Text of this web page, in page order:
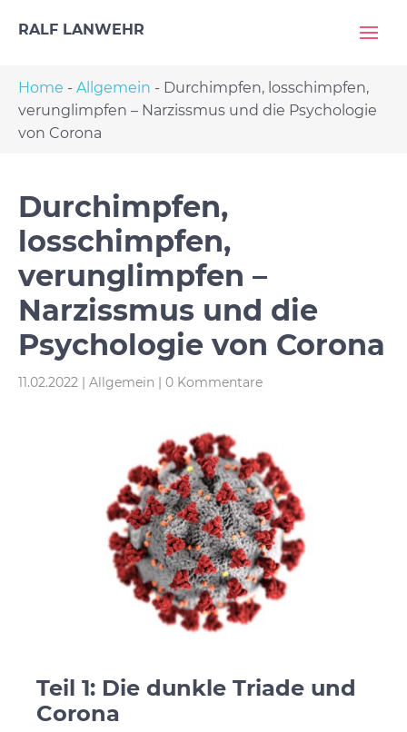
RALF LANWEHR
Home - Allgemein - Durchimpfen, losschimpfen,
verunglimpfen – Narzissmus und die Psychologie
von Corona
Durchimpfen,
losschimpfen,
verunglimpfen –
Narzissmus und die
Psychologie von Corona
11.02.2022 | Allgemein | 0 Kommentare
Teil 1: Die dunkle Triade und
Corona